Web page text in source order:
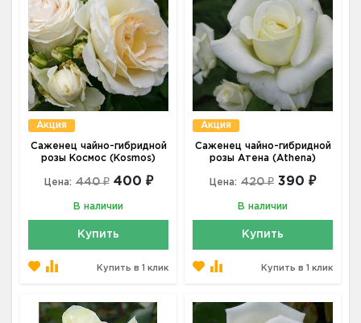
Акция
Саженец чайно-гибридной
розы Космос (Kosmos)
Цена: 440 ₽ 400 ₽
В наличии
Купить
Купить в 1 клик
Акция
Саженец чайно-гибридной
розы Атена (Athena)
Цена: 420 ₽ 390 ₽
В наличии
Купить
Купить в 1 клик